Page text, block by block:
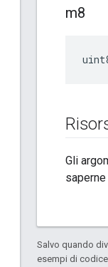
m8
Gli
Salvo quando
esempi di